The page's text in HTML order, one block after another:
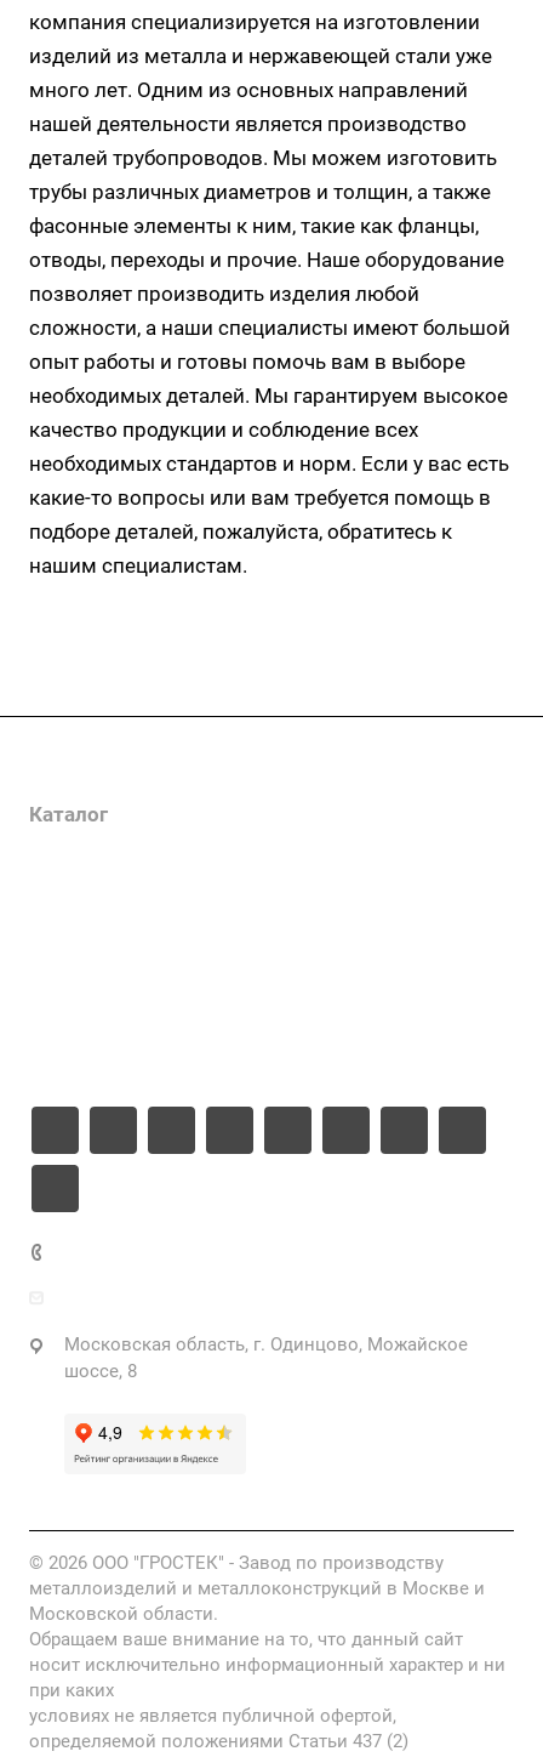
компания специализируется на изготовлении
изделий из металла и нержавеющей стали уже
много лет. Одним из основных направлений
нашей деятельности является производство
деталей трубопроводов. Мы можем изготовить
трубы различных диаметров и толщин, а также
фасонные элементы к ним, такие как фланцы,
отводы, переходы и прочие. Наше оборудование
позволяет производить изделия любой
сложности, а наши специалисты имеют большой
опыт работы и готовы помочь вам в выборе
необходимых деталей. Мы гарантируем высокое
качество продукции и соблюдение всех
необходимых стандартов и норм. Если у вас есть
какие-то вопросы или вам требуется помощь в
подборе деталей, пожалуйста, обратитесь к
нашим специалистам.
Каталог
Московская область, г. Одинцово, Можайское
шоссе, 8
© 2026 ООО "ГРОСТЕК" - Завод по производству
металлоизделий и металлоконструкций в Москве и
Московской области.
Обращаем ваше внимание на то, что данный сайт
носит исключительно информационный характер и ни
при каких
условиях не является публичной офертой,
определяемой положениями Статьи 437 (2)